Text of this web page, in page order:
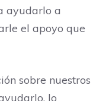
ayudarlo a
el apoyo que
sobre nuestros
lo